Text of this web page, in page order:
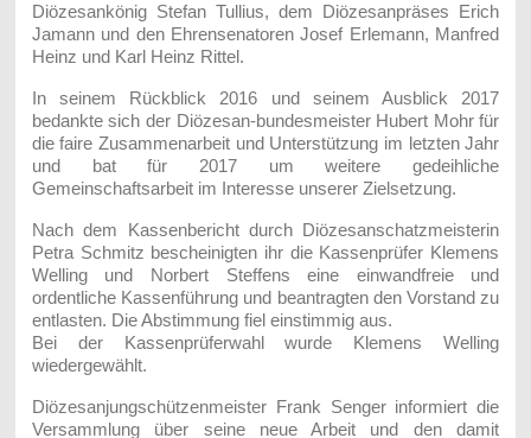
Diözesankönig Stefan Tullius, dem Diözesanpräses Erich
Jamann und den Ehrensenatoren Josef Erlemann, Manfred
Heinz und Karl Heinz Rittel.
In seinem Rückblick 2016 und seinem Ausblick 2017
bedankte sich der Diözesan-bundesmeister Hubert Mohr für
die faire Zusammenarbeit und Unterstützung im letzten Jahr
und bat für 2017 um weitere gedeihliche
Gemeinschaftsarbeit im Interesse unserer Zielsetzung.
Nach dem Kassenbericht durch Diözesanschatzmeisterin
Petra Schmitz bescheinigten ihr die Kassenprüfer Klemens
Welling und Norbert Steffens eine einwandfreie und
ordentliche Kassenführung und beantragten den Vorstand zu
entlasten. Die Abstimmung fiel einstimmig aus.
Bei der Kassenprüferwahl wurde Klemens Welling
wiedergewählt.
Diözesanjungschützenmeister Frank Senger informiert die
Versammlung über seine neue Arbeit und den damit